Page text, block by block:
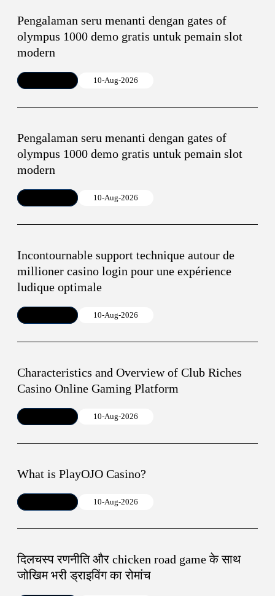
Pengalaman seru menanti dengan gates of
olympus 1000 demo gratis untuk pemain slot
modern
10-Aug-2026
Pengalaman seru menanti dengan gates of
olympus 1000 demo gratis untuk pemain slot
modern
10-Aug-2026
Incontournable support technique autour de
millioner casino login pour une expérience
ludique optimale
10-Aug-2026
Characteristics and Overview of Club Riches
Casino Online Gaming Platform
10-Aug-2026
What is PlayOJO Casino?
10-Aug-2026
दिलचस्प रणनीति और chicken road game के साथ
जोखिम भरी ड्राइविंग का रोमांच